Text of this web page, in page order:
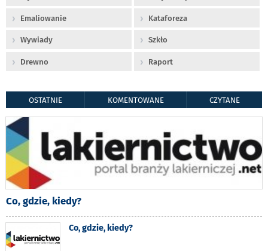
Emaliowanie Kataforeza
Wywiady Szkło
Drewno Raport
OSTATNIE KOMENTOWANE CZYTANE
Co, gdzie, kiedy?
Co, gdzie, kiedy?